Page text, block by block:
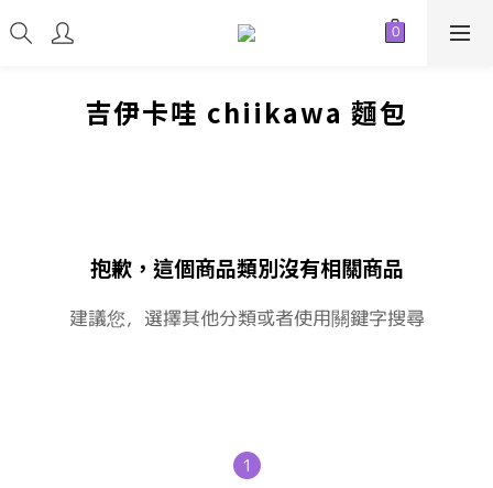
吉伊卡哇 chiikawa 麵包
抱歉，這個商品類別沒有相關商品
建議您，選擇其他分類或者使用關鍵字搜尋
1